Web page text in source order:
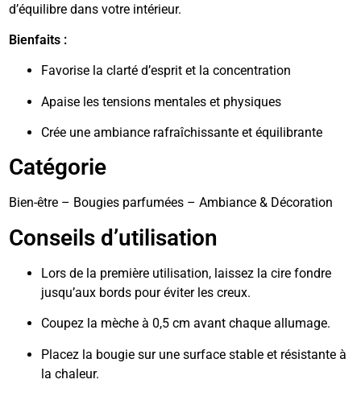
d’équilibre dans votre intérieur.
Bienfaits :
Favorise la clarté d’esprit et la concentration
Apaise les tensions mentales et physiques
Crée une ambiance rafraîchissante et équilibrante
Catégorie
Bien-être – Bougies parfumées – Ambiance & Décoration
Conseils d’utilisation
Lors de la première utilisation, laissez la cire fondre
jusqu’aux bords pour éviter les creux.
Coupez la mèche à 0,5 cm avant chaque allumage.
Placez la bougie sur une surface stable et résistante à
la chaleur.